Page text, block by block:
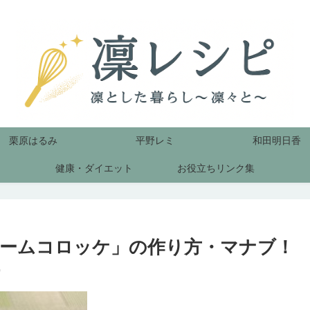
栗原はるみ 平野レミ 和田明日香
健康・ダイエット お役立ちリンク集
ムコロッケ」の作り方・マナブ！